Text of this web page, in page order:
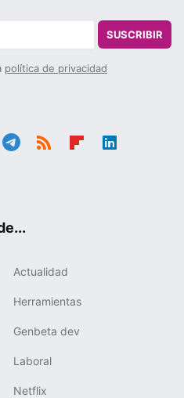
SUSCRIBIR
política de privacidad
Actualidad
Herramientas
Genbeta dev
Laboral
Netflix